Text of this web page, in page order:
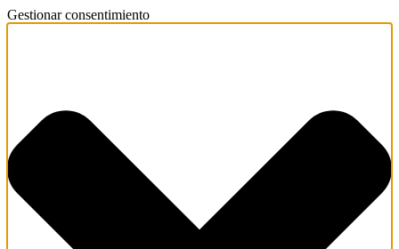
Gestionar consentimiento